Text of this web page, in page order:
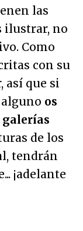
las
ilustrar, no
Como
con su
así que si
os
galerías
de los
tendrán
¡adelante